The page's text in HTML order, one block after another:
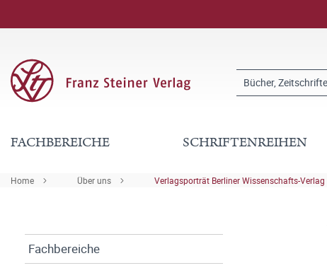
FACHBEREICHE SCHRIFTENREIHEN
Home Über uns Verlagsporträt Berliner Wissenschafts-Verlag
Fachbereiche